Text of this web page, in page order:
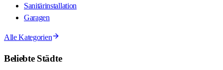
Sanitärinstallation
Garagen
Alle Kategorien
Beliebte Städte